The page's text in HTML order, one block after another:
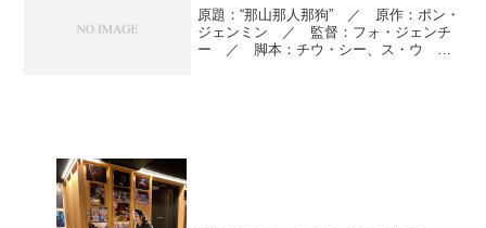
原題：“那山那人那狗” ／ 原作：ポン・
ジェンミン ／ 監督：フォ・ジェンチ
ー ／ 脚本：チウ・シー、ス・ウ